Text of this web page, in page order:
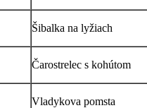
Šibalka na lyžiach
Čarostrelec s kohútom
Vladykova pomsta